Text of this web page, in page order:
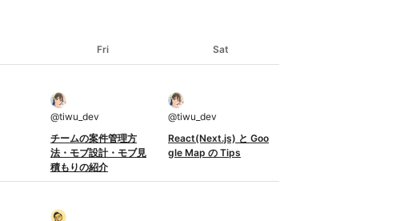
Fri Sat
@tiwu_dev
チームの案件管理方
法・モブ設計・モブ見
積もりの紹介
@tiwu_dev
React(Next.js) と Goo
gle Map の Tips